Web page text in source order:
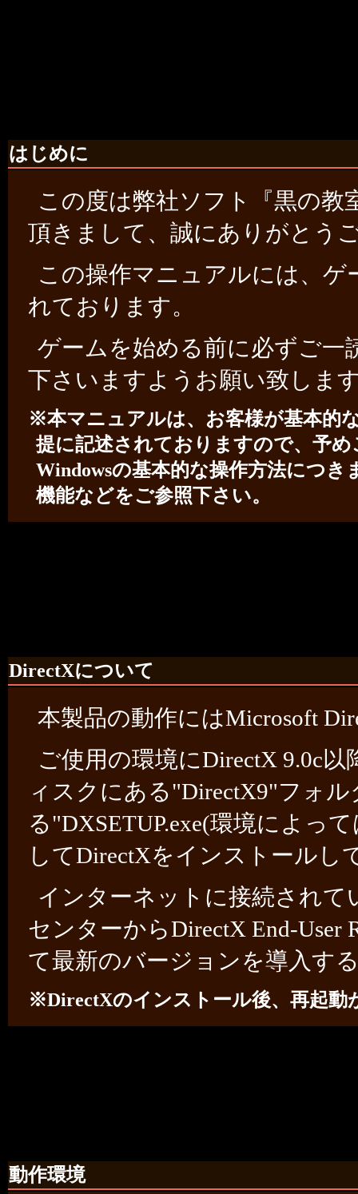
はじめに
この度は弊社ソフト『黒の
頂きまして、誠にありがとう
この操作マニュアルには、
れております。
ゲームを始める前に必ずご一
下さいますようお願い致しま
※本マニュアルは、お客様が基本的
提に記述されておりますので、予め
Windowsの基本的な操作方法につ
機能などをご参照下さい。
DirectXについて
本製品の動作にはMicrosoft
ご使用の環境にDirectX 9.0c
ィスクにある"DirectX9"フォ
る"DXSETUP.exe(環境によっ
してDirectXをインストールし
インターネットに接続されて
センターからDirectX End-User
て最新のバージョンを導入す
※DirectXのインストール後、再起動
動作環境